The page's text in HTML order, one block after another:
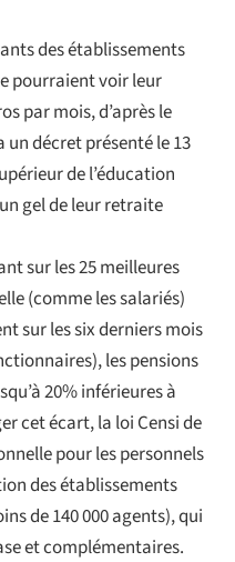
des établissements
pourraient voir leur
par mois, d’après le
décret présenté le 13
de l’éducation
gel de leur retraite
sur les 25 meilleures
(comme les salariés)
sur les six derniers mois
les pensions
20% inférieures à
cet écart, la loi Censi de
pour les personnels
des établissements
de 140 000 agents), qui
et complémentaires.